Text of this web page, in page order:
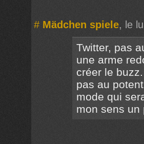
# Mädchen spiele, le
Twitter, pas
une arme
créer le
pas au
mode qui
mon sens un